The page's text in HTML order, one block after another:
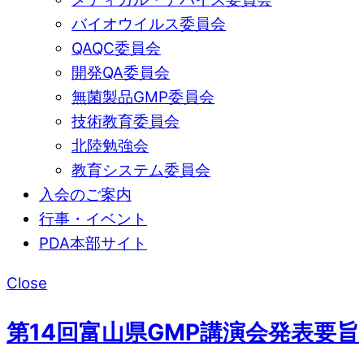
バイオウイルス委員会
QAQC委員会
開発QA委員会
無菌製品GMP委員会
技術教育委員会
北陸勉強会
教育システム委員会
入会のご案内
行事・イベント
PDA本部サイト
Close
第14回富山県GMP講演会発表要旨